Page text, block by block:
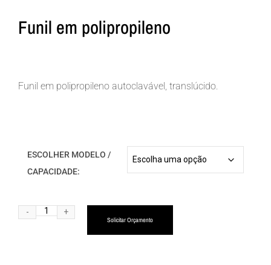
Funil em polipropileno
Funil em polipropileno autoclavável, translúcido.
ESCOLHER MODELO /
CAPACIDADE:
Solicitar Orçamento